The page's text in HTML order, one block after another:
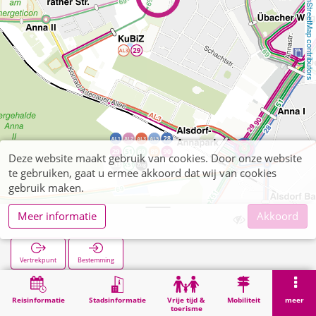
OpenStreetMap contributors
Reisinformatie Stadsinformatie
Vrije tijd &
toerisme
Mobiliteit meer
Lindenplatz
Vertrekpunt Bestemming
Zoekopracht
Deze website maakt gebruik van cookies. Door onze website
te gebruiken, gaat u ermee akkoord dat wij van cookies
gebruik maken.
Meer informatie
Akkoord